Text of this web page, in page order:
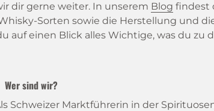
dir gerne weiter. In unserem Blog findest
Sorten sowie die Herstellung und
auf einen Blick alles Wichtige, was du zu
Wer sind wir?
Schweizer Marktführerin in der